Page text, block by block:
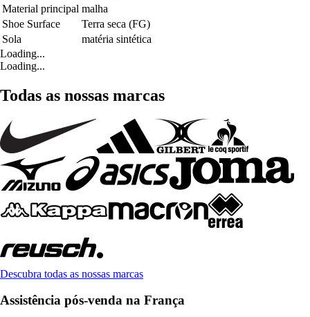
Material principal malha
Shoe Surface
Terra seca (FG)
Sola
matéria sintética
Loading...
Loading...
Todas as nossas marcas
Descubra todas as nossas marcas
Assistência pós-venda na França